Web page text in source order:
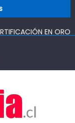
EN ORO
MOTOR
PARA
INFANCIA CON
POR SERVICIO DE